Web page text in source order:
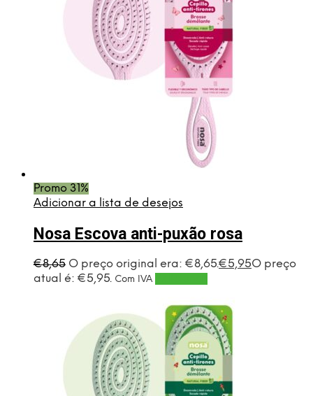
Promo 31%
Adicionar a lista de desejos
Nosa Escova anti-puxão rosa
€8,65 O preço original era: €8,65.€5,95O preço
atual é: €5,95. Com IVA